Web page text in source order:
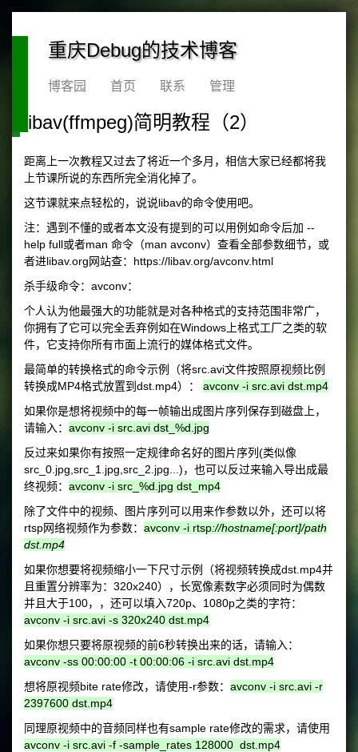
重庆Debug的技术博客
博客园 首页 联系 管理
libav(ffmpeg)简明教程（2）
距离上一次教程又过去了将近一个多月，相信大家已经都将我
上节课所说的东西所完全消化掉了。
这节课就来点轻松的，说说libav的命令使用吧。
注：遇到不懂的或者本文没有提到的可以用例如命令后加 --
help full或者man 命令（man avconv）查看全部参数细节，或
者进libav.org网站查：https://libav.org/avconv.html
杀手级命令：avconv：
个人认为他最强大的功能就是对各种格式的支持范围非常广，
你拥有了它可以完全丢弃例如在Windows上格式工厂之类的软
件，它支持你所有市面上流行的媒体格式文件。
最简单的转换格式的命令示例（将src.avi文件按照原视频比例
转换成MP4格式放置到dst.mp4）： avconv -i src.avi dst.mp4
如果你是想将视频中的每一帧输出成图片序列保存到磁盘上，
请输入： avconv -i src.avi dst_%d.jpg
反过来如果你有按照一定规律命名好的图片序列(类似像
src_0.jpg,src_1.jpg,src_2.jpg...)，也可以反过来输入导出成最
终视频： avconv -i src_%d.jpg dst_mp4
除了文件中的视频、图片序列可以用来作参数以外，还可以将
rtsp网络视频作为参数： avconv -i rtsp://hostname[:port]/path
dst.mp4
如果你想要将视频缩小一下尺寸示例（将视频转换成dst.mp4并
且重置分辨率为：320x240），长宽像素数字必须同时为偶数
并且大于100，，还可以填入720p、1080p之类的字符：
avconv -i src.avi -s 320x240 dst.mp4
如果你想只要将原视频的前6秒转换出来的话，请输入：
avconv -ss 00:00:00 -t 00:00:06 -i src.avi dst.mp4
想将原视频bite rate修改，请使用-r参数： avconv -i src.avi -r
2397600 dst.mp4
同理原视频中的音频同样也有sample rate修改的需求，请使用
avconv -i src.avi -f -sample_rates 128000 dst.mp4